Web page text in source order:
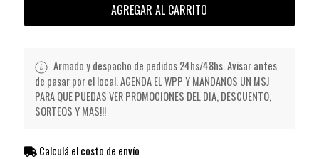
AGREGAR AL CARRITO
Armado y despacho de pedidos 24hs/48hs. Avisar antes
de pasar por el local. AGENDA EL WPP Y MANDANOS UN MSJ
PARA QUE PUEDAS VER PROMOCIONES DEL DIA, DESCUENTO,
SORTEOS Y MAS!!!
Calculá el costo de envío